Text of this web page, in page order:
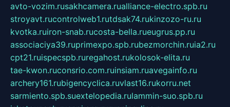
avto-vozim.rusakhcamera.rualliance-electro.spb.ru
stroyavt.rucontrolweb1.rutdsak74.rukinzozo-ru.ru
kvotka.ruiron-snab.rucosta-bella.rueugrus.pp.ru
associaciya39.ruprimexpo.spb.rubezmorchin.ruia2.ru
cpt21.ruispecspb.ruregahost.rukolosok-elita.ru
tae-kwon.ruconsrio.com.ruinsiam.ruavegainfo.ru
archery161.rubigencyclica.ruvlast16.rukorru.net
sarmiento.spb.suextelopedia.rulammin-suo.spb.ru